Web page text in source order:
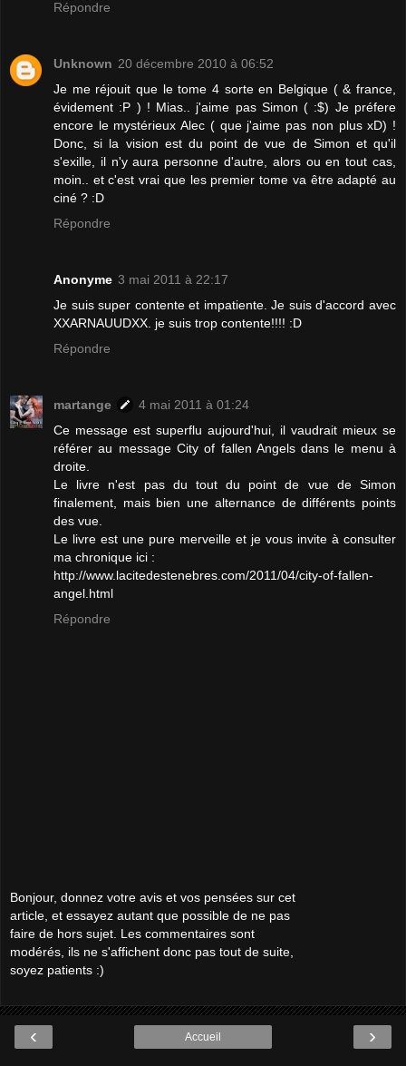
Répondre
Unknown 20 décembre 2010 à 06:52
Je me réjouit que le tome 4 sorte en Belgique ( & france,
évidement :P ) ! Mias.. j'aime pas Simon ( :$) Je préfere
encore le mystérieux Alec ( que j'aime pas non plus xD) !
Donc, si la vision est du point de vue de Simon et qu'il
s'exille, il n'y aura personne d'autre, alors ou en tout cas,
moin.. et c'est vrai que les premier tome va être adapté au
ciné ? :D
Répondre
Anonyme 3 mai 2011 à 22:17
Je suis super contente et impatiente. Je suis d'accord avec
XXARNAUUDXX. je suis trop contente!!!! :D
Répondre
martange
4 mai 2011 à 01:24
Ce message est superflu aujourd'hui, il vaudrait mieux se
référer au message City of fallen Angels dans le menu à
droite.
Le livre n'est pas du tout du point de vue de Simon
finalement, mais bien une alternance de différents points
des vue.
Le livre est une pure merveille et je vous invite à consulter
ma chronique ici :
http://www.lacitedestenebres.com/2011/04/city-of-fallen-
angel.html
Répondre
Bonjour, donnez votre avis et vos pensées sur cet
article, et essayez autant que possible de ne pas
faire de hors sujet. Les commentaires sont
modérés, ils ne s'affichent donc pas tout de suite,
soyez patients :)
‹ ›
Accueil